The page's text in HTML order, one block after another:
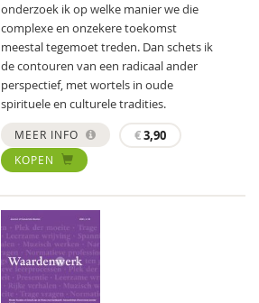
onderzoek ik op welke manier we die
complexe en onzekere toekomst
meestal tegemoet treden. Dan schets ik
de contouren van een radicaal ander
perspectief, met wortels in oude
spirituele en culturele tradities.
MEER INFO €3,90
KOPEN